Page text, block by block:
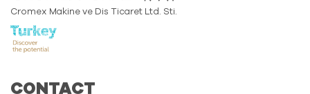
Cromex Makine ve Dis Ticaret Ltd. Sti.
CONTACT